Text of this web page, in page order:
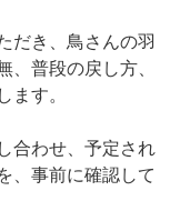
だき、鳥さんの羽
、普段の戻し方、
ます。
合わせ、予定され
、事前に確認して